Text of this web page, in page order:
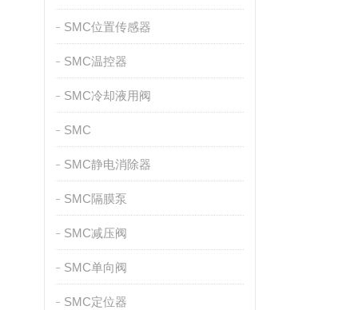
SMC位置传感器
SMC温控器
SMC冷却液用阀
SMC
SMC静电消除器
SMC隔膜泵
SMC减压阀
SMC单向阀
SMC定位器